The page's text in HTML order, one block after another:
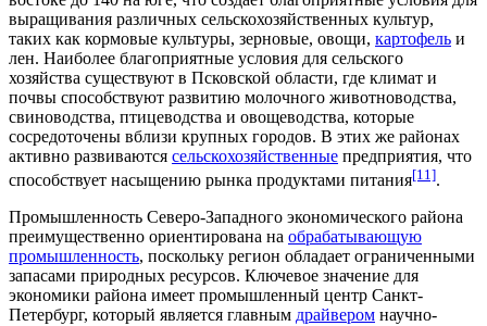
выращивания различных сельскохозяйственных культур,
таких как кормовые культуры, зерновые, овощи, картофель и
лен. Наиболее благоприятные условия для сельского
хозяйства существуют в Псковской области, где климат и
почвы способствуют развитию молочного животноводства,
свиноводства, птицеводства и овощеводства, которые
сосредоточены вблизи крупных городов. В этих же районах
активно развиваются сельскохозяйственные предприятия, что
способствует насыщению рынка продуктами питания[11].
Промышленность Северо-Западного экономического района
преимущественно ориентирована на обрабатывающую
промышленность, поскольку регион обладает ограниченными
запасами природных ресурсов. Ключевое значение для
экономики района имеет промышленный центр Санкт-
Петербург, который является главным драйвером научно-